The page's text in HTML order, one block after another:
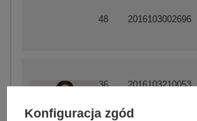
36 2016103210053
48 2016103002696
Konfiguracja zgód